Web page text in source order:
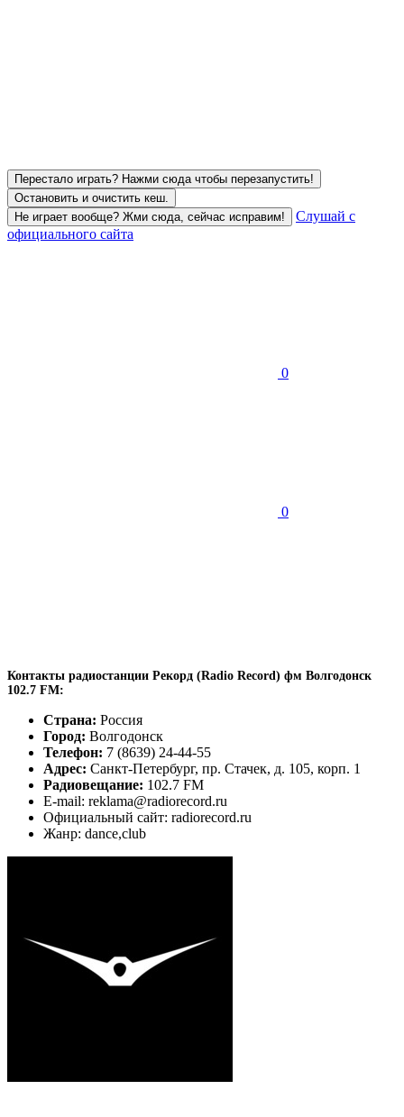
Перестало играть? Нажми сюда чтобы перезапустить!
Остановить и очистить кеш.
Не играет вообще? Жми сюда, сейчас исправим!
Слушай с
официального сайта
0
0
Контакты радиостанции Рекорд (Radio Record) фм Волгодонск
102.7 FM:
Страна: Россия
Город: Волгодонск
Телефон: 7 (8639) 24-44-55
Адрес: Санкт-Петербург, пр. Стачек, д. 105, корп. 1
Радиовещание: 102.7 FM
E-mail: reklama@radiorecord.ru
Официальный сайт: radiorecord.ru
Жанр: dance,club